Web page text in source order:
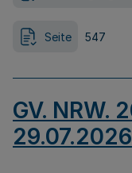
Seite 547
GV. NRW.
29.07.2026